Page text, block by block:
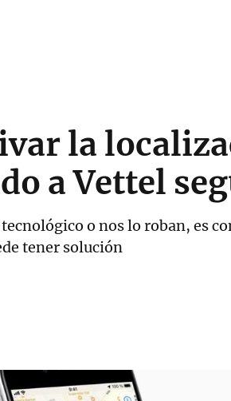
la
a Vettel
o nos lo roban, es
tener solución